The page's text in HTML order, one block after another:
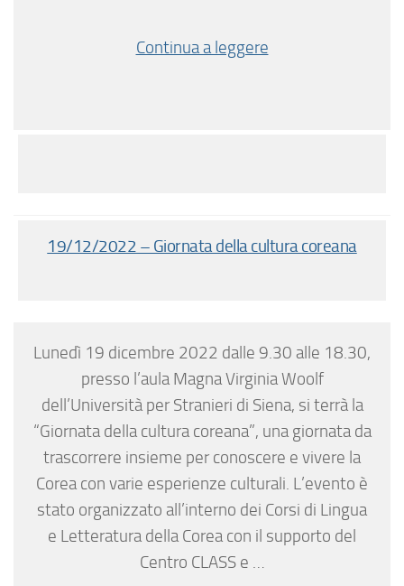
Continua a leggere
19/12/2022 – Giornata della cultura coreana
Lunedì 19 dicembre 2022 dalle 9.30 alle 18.30,
presso l’aula Magna Virginia Woolf
dell’Università per Stranieri di Siena, si terrà la
“Giornata della cultura coreana”, una giornata da
trascorrere insieme per conoscere e vivere la
Corea con varie esperienze culturali. L’evento è
stato organizzato all’interno dei Corsi di Lingua
e Letteratura della Corea con il supporto del
Centro CLASS e …